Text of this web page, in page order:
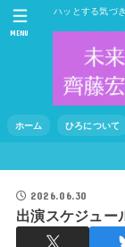
ハッとする気づ
ホーム ひろについて
MENU
2026.06.30
出演スケジュー